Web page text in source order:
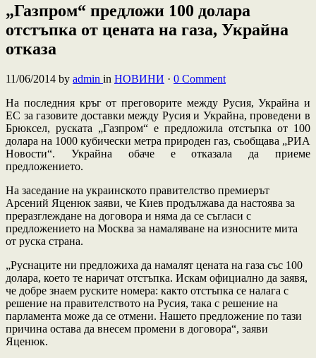
„Газпром“ предложи 100 долара
отстъпка от цената на газа, Украйна
отказа
11/06/2014 by admin in НОВИНИ · 0 Comment
На последния кръг от преговорите между Русия, Украйна и
ЕС за газовите доставки между Русия и Украйна, проведени в
Брюксел, руската „Газпром“ е предложила отстъпка от 100
долара на 1000 кубически метра природен газ, съобщава „РИА
Новости“. Украйна обаче е отказала да приеме
предложението.
На заседание на украинското правителство премиерът
Арсений Яценюк заяви, че Киев продължава да настоява за
преразглеждане на договора и няма да се съгласи с
предложението на Москва за намаляване на износните мита
от руска страна.
„Руснаците ни предложиха да намалят цената на газа със 100
долара, което те наричат отстъпка. Искам официално да заявя,
че добре знаем руските номера: както отстъпка се налага с
решение на правителството на Русия, така с решение на
парламента може да се отмени. Нашето предложение по тази
причина остава да внесем промени в договора“, заяви
Яценюк.